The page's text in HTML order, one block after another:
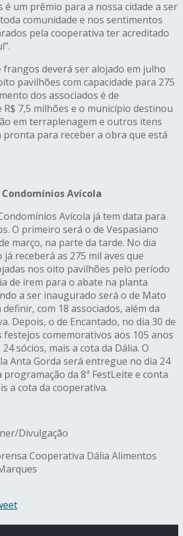
é um prêmio para a nossa cidade a ser
comunidade e nos sentimentos
pela cooperativa ter acreditado
deverá ser alojado em julho
pavilhões com capacidade para 275
dos associados é de
7,5 milhões e o município destinou
em terraplenagem e outros itens
pronta para receber a obra que está
Avícola
Avícola já tem data para
O primeiro será o de Vespasiano
março, na parte da tarde. No dia
receberá as 275 mil aves que
nos oito pavilhões pelo período
de irem para o abate na planta
a ser inaugurado será o de Mato
com 18 associados, além da
Depois, o de Encantado, no dia 30 de
festejos comemorativos aos 105 anos
sócios, mais a cota da Dália. O
Anta Gorda será entregue no dia 24
da 8ª FestLeite e conta
a cota da cooperativa.
Divulgação
Cooperativa Dália Alimentos